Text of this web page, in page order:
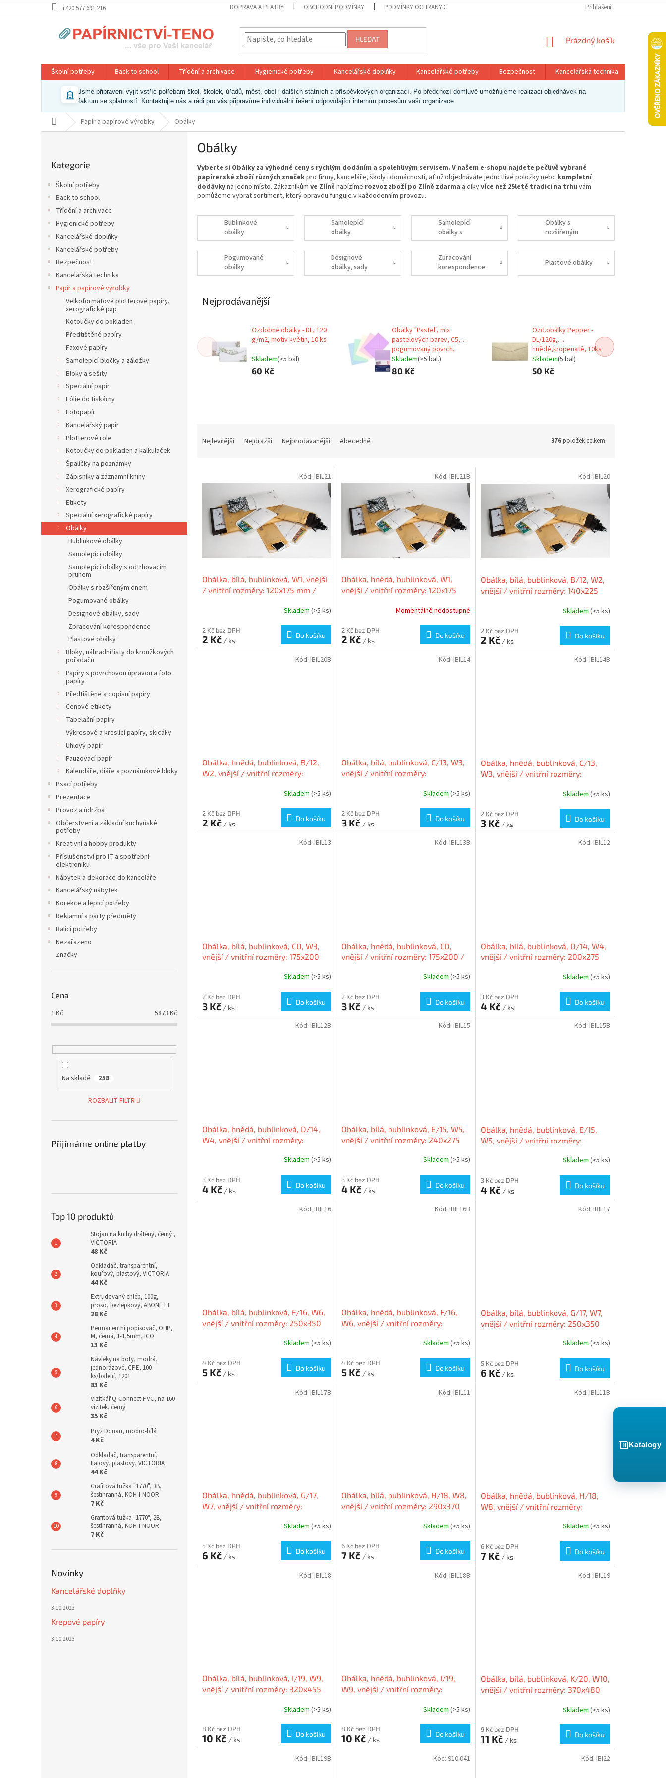
na
+420 577 691 216 DOPRAVA A PLATBY OBCHODNÍ PODMÍNKY PODMÍNKY OCHRANY OSOBNÍCH ÚDAJŮ Přihlášení
HLEDAT
NÁKUPNÍ
Prázdný košík
Školní potřeby Back to school Třídění a archivace Hygienické potřeby Kancelářské doplňky Kancelářské potřeby Bezpečnost Kancelářská technika Papír a
Jsme připraveni vyjít vstříc potřebám škol, školek, úřadů, měst, obcí i dalších státních a příspěvkových organizací. Po předchozí domluvě umožňujeme realizaci objednávek na
fakturu se splatností. Kontaktujte nás a rádi pro vás připravíme individuální řešení odpovídající interním procesům vaší organizace.
Domů Papír a papírové výrobky Obálky
kategorie
Kategorie
Školní potřeby
Back to school
Třídění a archivace
Hygienické potřeby
Kancelářské doplňky
Kancelářské potřeby
Bezpečnost
Kancelářská technika
Papír a papírové výrobky
Velkoformátové plotterové papíry,
xerografické pap
Kotoučky do pokladen
Předtištěné papíry
Faxové papíry
Samolepicí bločky a záložky
Bloky a sešity
Speciální papír
Fólie do tiskárny
Fotopapír
Kancelářský papír
Plotterové role
Kotoučky do pokladen a kalkulaček
Špalíčky na poznámky
Zápisníky a záznamní knihy
Xerografické papíry
Etikety
Speciální xerografické papíry
Obálky
Bublinkové obálky
Samolepící obálky
Samolepící obálky s odtrhovacím
pruhem
Obálky s rozšířeným dnem
Pogumované obálky
Designové obálky, sady
Zpracování korespondence
Plastové obálky
Bloky, náhradní listy do kroužkových
pořadačů
Papíry s povrchovou úpravou a foto
papíry
Předtištěné a dopisní papíry
Cenové etikety
Tabelační papíry
Výkresové a kreslící papíry, skicáky
Uhlový papír
Pauzovací papír
Kalendáře, diáře a poznámkové bloky
Psací potřeby
Prezentace
Provoz a údržba
Občerstvení a základní kuchyňské
potřeby
Kreativní a hobby produkty
Příslušenství pro IT a spotřební
elektroniku
Nábytek a dekorace do kanceláře
Kancelářský nábytek
Korekce a lepicí potřeby
Reklamní a party předměty
Balící potřeby
Nezařazeno
Značky
Cena
1 Kč 5873 Kč
Na skladě 258
ROZBALIT FILTR
Přijímáme online platby
Top 10 produktů
Stojan na knihy drátěný, černý ,
VICTORIA
48 Kč
Odkladač, transparentní,
kouřový, plastový, VICTORIA
44 Kč
Extrudovaný chléb, 100g,
proso, bezlepkový, ABONETT
28 Kč
Permanentní popisovač, OHP,
M, černá, 1-1,5mm, ICO
13 Kč
Návleky na boty, modrá,
jednorázové, CPE, 100
ks/balení, 1201
83 Kč
Vizitkář Q-Connect PVC, na 160
vizitek, černý
35 Kč
Pryž Donau, modro-bílá
4 Kč
Odkladač, transparentní,
fialový, plastový, VICTORIA
44 Kč
Grafitová tužka "1770", 3B,
šestihranná, KOH-I-NOOR
7 Kč
Grafitová tužka "1770", 2B,
šestihranná, KOH-I-NOOR
7 Kč
Novinky
Kancelářské doplňky
3.10.2023
Krepové papíry
3.10.2023
Obálky
Vyberte si Obálky za výhodné ceny s rychlým dodáním a spolehlivým servisem. V našem e-shopu najdete pečlivě vybrané
papírenské zboží různých značekpro firmy, kanceláře, školy i domácnosti, ať už objednáváte jednotlivé položky nebo kompletní
dodávkyna jedno místo. Zákazníkům ve Zlíně nabízíme rozvoz zboží po Zlíně zdarma a díkyvíce než 25leté tradici na trhu vám
pomůžeme vybrat sortiment, který opravdu funguje v každodenním provozu.
Bublinkové
obálky
Samolepící
obálky
Samolepící
obálky s
odtrhovacím
pruhem
Obálky s
rozšířeným
dnem
Pogumované
obálky
Designové
obálky, sady
Zpracování
korespondence
Plastové obálky
Nejprodávanější
Ozdobné obálky - DL, 120
g/m2, motiv květin, 10 ks
Skladem(>5 bal)
60 Kč
Obálky "Pastel", mix
pastelových barev, C5,
pogumovaný povrch,
PUKKA PAD 9060-ENV
Skladem(>5 bal.)
80 Kč
Ozd.obálky Pepper -
DL/120g,
hnědé,kropenaté, 10ks
Skladem(5 bal)
50 Kč
Nejlevnější Nejdražší Nejprodávanější Abecedně 376položek celkem
Obálka, bílá, bublinková, W1, vnější
/ vnitřní rozměry: 120x175 mm /
Skladem (>5 ks)
2 Kč bez DPH
2 Kč / ks
Do košíku
Kód: IBIL21
Obálka, hnědá, bublinková, W1,
vnější / vnitřní rozměry: 120x175
Momentálně nedostupné
2 Kč bez DPH
2 Kč / ks
Do košíku
Kód: IBIL21B
Obálka, bílá, bublinková, B/12, W2,
vnější / vnitřní rozměry: 140x225
Skladem (>5 ks)
2 Kč bez DPH
2 Kč / ks
Do košíku
Kód: IBIL20
Obálka, hnědá, bublinková, B/12,
W2, vnější / vnitřní rozměry:
Skladem (>5 ks)
2 Kč bez DPH
2 Kč / ks
Do košíku
Kód: IBIL20B
Obálka, bílá, bublinková, C/13, W3,
vnější / vnitřní rozměry:
Skladem (>5 ks)
2 Kč bez DPH
3 Kč / ks
Do košíku
Kód: IBIL14
Obálka, hnědá, bublinková, C/13,
W3, vnější / vnitřní rozměry:
Skladem (>5 ks)
2 Kč bez DPH
3 Kč / ks
Do košíku
Kód: IBIL14B
Obálka, bílá, bublinková, CD, W3,
vnější / vnitřní rozměry: 175x200
Skladem (>5 ks)
2 Kč bez DPH
3 Kč / ks
Do košíku
Kód: IBIL13
Obálka, hnědá, bublinková, CD,
vnější / vnitřní rozměry: 175x200 /
Skladem (>5 ks)
2 Kč bez DPH
3 Kč / ks
Do košíku
Kód: IBIL13B
Obálka, bílá, bublinková, D/14, W4,
vnější / vnitřní rozměry: 200x275
Skladem (>5 ks)
3 Kč bez DPH
4 Kč / ks
Do košíku
Kód: IBIL12
Obálka, hnědá, bublinková, D/14,
W4, vnější / vnitřní rozměry:
Skladem (>5 ks)
3 Kč bez DPH
4 Kč / ks
Do košíku
Kód: IBIL12B
Obálka, bílá, bublinková, E/15, W5,
vnější / vnitřní rozměry: 240x275
Skladem (>5 ks)
3 Kč bez DPH
4 Kč / ks
Do košíku
Kód: IBIL15
Obálka, hnědá, bublinková, E/15,
W5, vnější / vnitřní rozměry:
Skladem (>5 ks)
3 Kč bez DPH
4 Kč / ks
Do košíku
Kód: IBIL15B
Obálka, bílá, bublinková, F/16, W6,
vnější / vnitřní rozměry: 250x350
Skladem (>5 ks)
4 Kč bez DPH
5 Kč / ks
Do košíku
Kód: IBIL16
Obálka, hnědá, bublinková, F/16,
W6, vnější / vnitřní rozměry:
Skladem (>5 ks)
4 Kč bez DPH
5 Kč / ks
Do košíku
Kód: IBIL16B
Obálka, bílá, bublinková, G/17, W7,
vnější / vnitřní rozměry: 250x350
Skladem (>5 ks)
5 Kč bez DPH
6 Kč / ks
Do košíku
Kód: IBIL17
Obálka, hnědá, bublinková, G/17,
W7, vnější / vnitřní rozměry:
Skladem (>5 ks)
5 Kč bez DPH
6 Kč / ks
Do košíku
Kód: IBIL17B
Obálka, bílá, bublinková, H/18, W8,
vnější / vnitřní rozměry: 290x370
Skladem (>5 ks)
6 Kč bez DPH
7 Kč / ks
Do košíku
Kód: IBIL11
Obálka, hnědá, bublinková, H/18,
W8, vnější / vnitřní rozměry:
Skladem (>5 ks)
6 Kč bez DPH
7 Kč / ks
Do košíku
Kód: IBIL11B
Obálka, bílá, bublinková, I/19, W9,
vnější / vnitřní rozměry: 320x455
Skladem (>5 ks)
8 Kč bez DPH
10 Kč / ks
Do košíku
Kód: IBIL18
Obálka, hnědá, bublinková, I/19,
W9, vnější / vnitřní rozměry:
Skladem (>5 ks)
8 Kč bez DPH
10 Kč / ks
Do košíku
Kód: IBIL18B
Obálka, bílá, bublinková, K/20, W10,
vnější / vnitřní rozměry: 370x480
Skladem (>5 ks)
9 Kč bez DPH
11 Kč / ks
Do košíku
Kód: IBIL19
Kód: IBIL19B Kód: 910.041 Kód: IBI22
Katalogy